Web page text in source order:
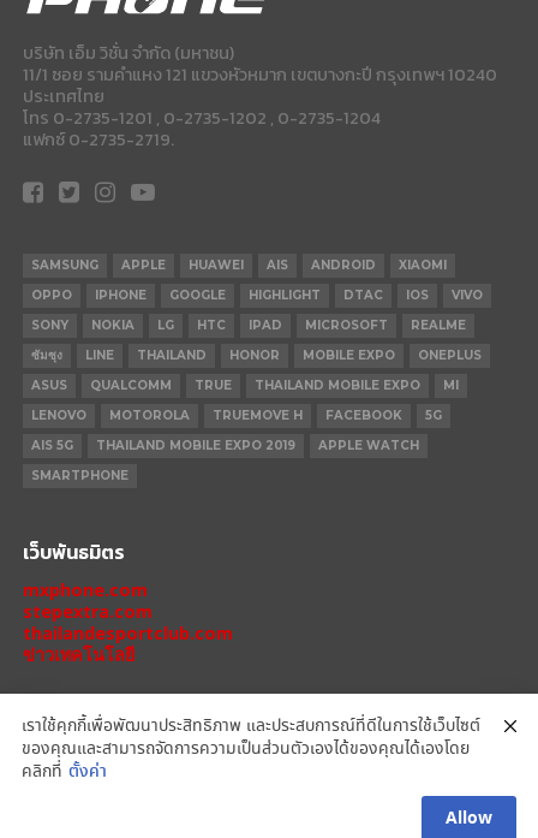
บริษัท เอ็ม วิชั่น จำกัด (มหาชน)
11/1 ซอย รามคำแหง 121 แขวงหัวหมาก เขตบางกะปี กรุงเทพฯ 10240
ประเทศไทย
โทร 0-2735-1201 , 0-2735-1202 , 0-2735-1204
แฟกซ์ 0-2735-2719.
SAMSUNG APPLE HUAWEI AIS ANDROID
XIAOMI
OPPO
IPHONE GOOGLE HIGHLIGHT DTAC IOS
VIVO
SONY
NOKIA LG HTC IPAD MICROSOFT
REALME
ซัมซุง
LINE THAILAND HONOR MOBILE EXPO
ONEPLUS
ASUS
QUALCOMM TRUE THAILAND MOBILE EXPO
MI
LENOVO
MOTOROLA TRUEMOVE H FACEBOOK
5G
AIS 5G
THAILAND MOBILE EXPO 2019
APPLE WATCH
SMARTPHONE
เว็บพันธมิตร
mxphone.com
stepextra.com
thailandesportclub.com
ข่าวเทคโนโลยี
IPHONE 14 PRO
REDMI
เราใช้คุกกี้เพื่อพัฒนาประสิทธิภาพ และประสบการณ์ที่ดีในการใช้เว็บไซต์
ของคุณและสามารถจัดการความเป็นส่วนตัวเองได้ของคุณได้เองโดย
คลิกที่ ตั้งค่า
Allow